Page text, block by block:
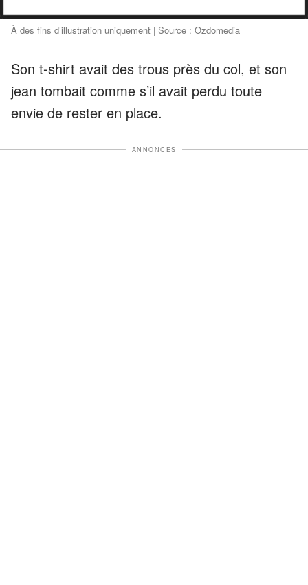
À des fins d’illustration uniquement | Source : Ozdomedia
Son t-shirt avait des trous près du col, et son
jean tombait comme s’il avait perdu toute
envie de rester en place.
ANNONCES